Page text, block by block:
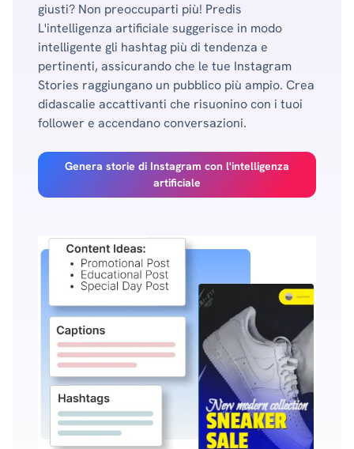
giusti? Non preoccuparti più! Predis
L'intelligenza artificiale suggerisce in modo
intelligente gli hashtag più di tendenza e
pertinenti, assicurando che le tue Instagram
Stories raggiungano un pubblico più ampio. Crea
didascalie accattivanti che risuonino con i tuoi
follower e accendano conversazioni.
Genera storie di Instagram con l'intelligenza
artificiale